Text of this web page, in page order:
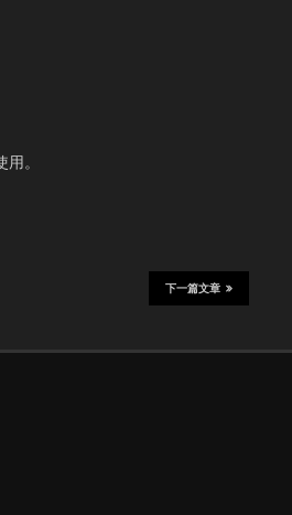
。
下一篇文章